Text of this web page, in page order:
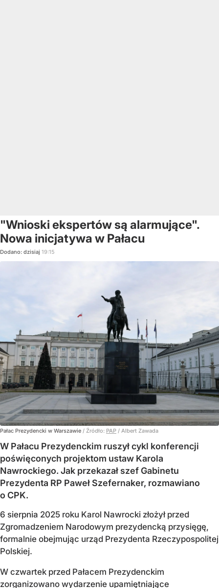
"Wnioski ekspertów są alarmujące".
Nowa inicjatywa w Pałacu
Dodano: dzisiaj 19:15
Pałac Prezydencki w Warszawie / Źródło: PAP / Albert Zawada
W Pałacu Prezydenckim ruszył cykl konferencji
poświęconych projektom ustaw Karola
Nawrockiego. Jak przekazał szef Gabinetu
Prezydenta RP Paweł Szefernaker, rozmawiano
o CPK.
6 sierpnia 2025 roku Karol Nawrocki złożył przed
Zgromadzeniem Narodowym prezydencką przysięgę,
formalnie obejmując urząd Prezydenta Rzeczypospolitej
Polskiej.
W czwartek przed Pałacem Prezydenckim
zorganizowano wydarzenie upamiętniające